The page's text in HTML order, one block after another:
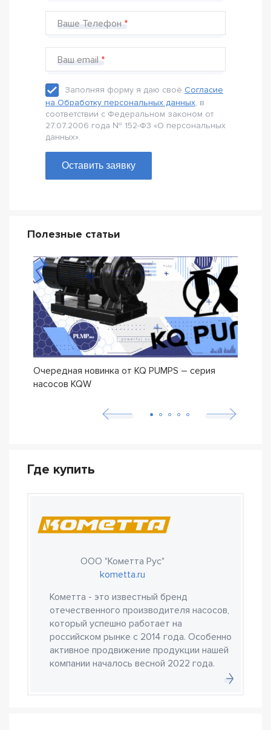
Ваше Телефон
Ваш email
Заполняя форму я даю своё Согласие
на Обработку персональных данных, в
соответствии с Федеральном законом от
27.07.2006 года № 152-Ф3 «О персональных
данных».
Оставить заявку
Полезные статьи
Очередная новинка от KQ PUMPS – серия
насосов KQW
Где купить
ООО "Кометта Рус"
kometta.ru
Кометта - это известный бренд
отечественного производителя насосов,
который успешно работает на
российском рынке с 2014 года. Особенно
активное продвижение продукции нашей
компании началось весной 2022 года.